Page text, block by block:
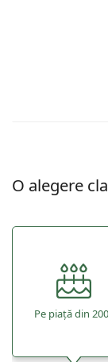
O alegere
Pe piață din